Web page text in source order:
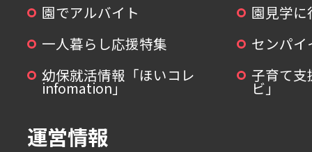
園でアルバイト
園見学
一人暮らし応援特集
センパ
幼保就活情報「ほいコレ
infomation」
子育て支
ビ」
運営情報